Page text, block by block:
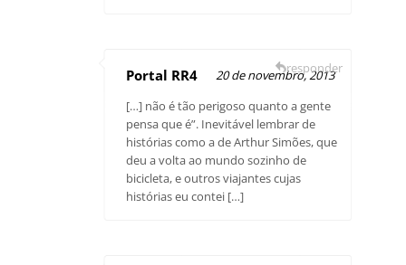
Portal RR4
20 de novembro, 2013
[…] não é tão perigoso quanto a gente
pensa que é”. Inevitável lembrar de
histórias como a de Arthur Simões, que
deu a volta ao mundo sozinho de
bicicleta, e outros viajantes cujas
histórias eu contei […]
responder